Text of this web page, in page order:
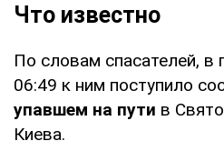
Что известно
По словам спасателей, в
06:49 к ним поступило
упавшем на пути в
Киева.